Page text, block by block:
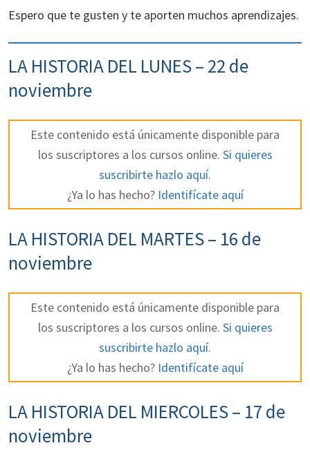
Espero que te gusten y te aporten muchos aprendizajes.
LA HISTORIA DEL LUNES – 22 de
noviembre
Este contenido está únicamente disponible para
los suscriptores a los cursos online. Si quieres
suscribirte hazlo aquí.
¿Ya lo has hecho? Identifícate aquí
LA HISTORIA DEL MARTES – 16 de
noviembre
Este contenido está únicamente disponible para
los suscriptores a los cursos online. Si quieres
suscribirte hazlo aquí.
¿Ya lo has hecho? Identifícate aquí
LA HISTORIA DEL MIERCOLES – 17 de
noviembre